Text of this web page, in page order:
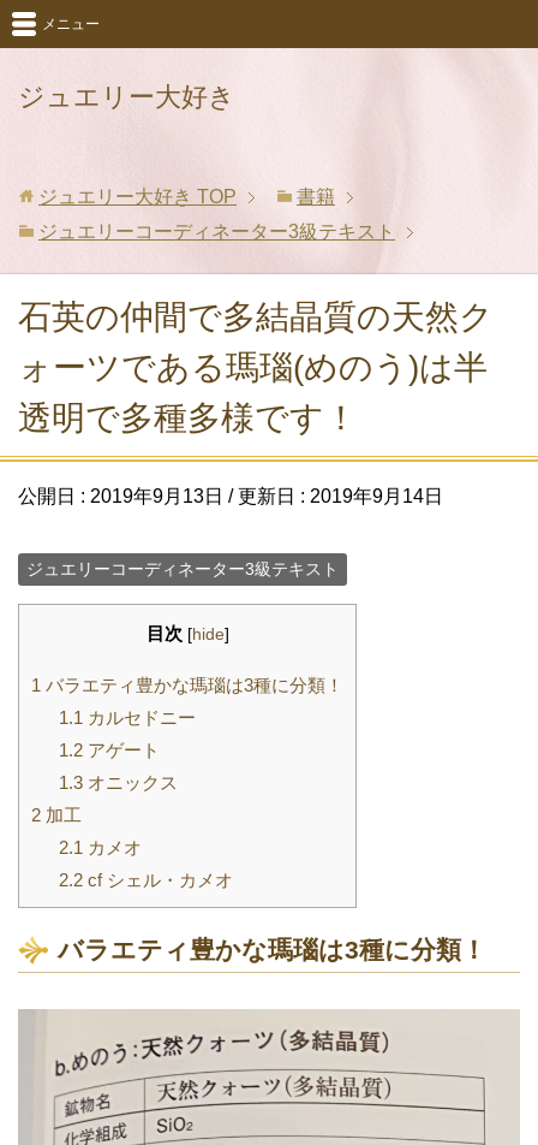
ジュエリー大好き
メニュー
ジュエリー大好き TOP
書籍
ジュエリーコーディネーター3級テキスト
石英の仲間で多結晶質の天然ク
ォーツである瑪瑙(めのう)は半
透明で多種多様です！
公開日 : 2019年9月13日 / 更新日 : 2019年9月14日
ジュエリーコーディネーター3級テキスト
目次 [hide]
1 バラエティ豊かな瑪瑙は3種に分類！
1.1 カルセドニー
1.2アゲート
1.3オニックス
2 加工
2.1 カメオ
2.2cf シェル・カメオ
バラエティ豊かな瑪瑙は3種に分類！